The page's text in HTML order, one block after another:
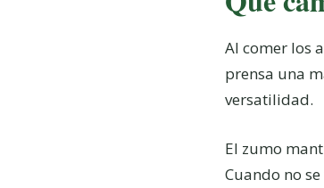
Al comer los
prensa una
versatilidad.
El zumo
Cuando no